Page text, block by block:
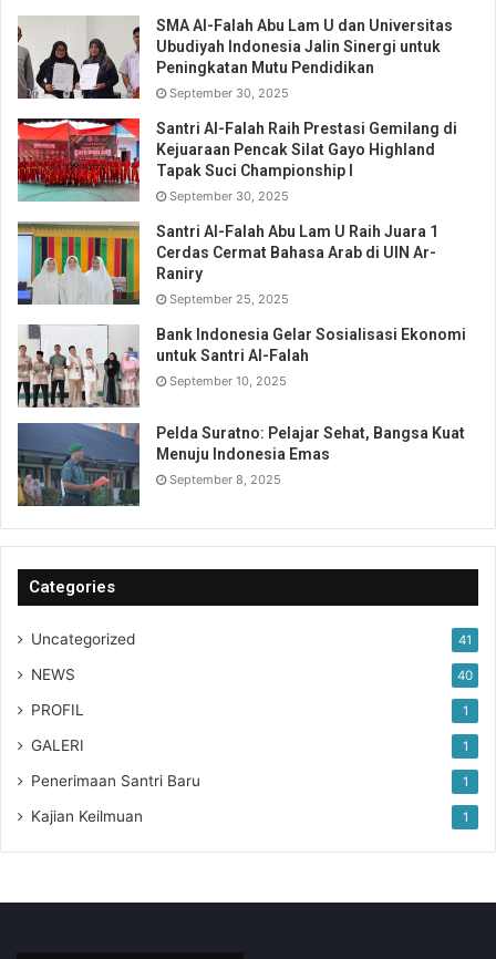
SMA Al-Falah Abu Lam U dan Universitas
Ubudiyah Indonesia Jalin Sinergi untuk
Peningkatan Mutu Pendidikan
September 30, 2025
Santri Al-Falah Raih Prestasi Gemilang di
Kejuaraan Pencak Silat Gayo Highland
Tapak Suci Championship I
September 30, 2025
Santri Al-Falah Abu Lam U Raih Juara 1
Cerdas Cermat Bahasa Arab di UIN Ar-
Raniry
September 25, 2025
Bank Indonesia Gelar Sosialisasi Ekonomi
untuk Santri Al-Falah
September 10, 2025
Pelda Suratno: Pelajar Sehat, Bangsa Kuat
Menuju Indonesia Emas
September 8, 2025
Categories
Uncategorized 41
NEWS 40
PROFIL 1
GALERI 1
Penerimaan Santri Baru 1
Kajian Keilmuan 1